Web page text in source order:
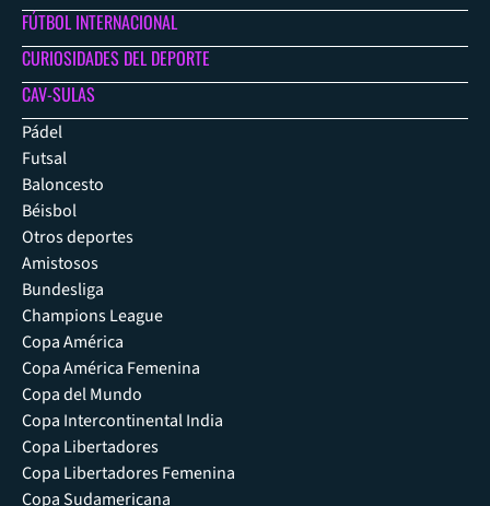
FÚTBOL INTERNACIONAL
CURIOSIDADES DEL DEPORTE
CAV-SULAS
Pádel
Futsal
Baloncesto
Béisbol
Otros deportes
Amistosos
Bundesliga
Champions League
Copa América
Copa América Femenina
Copa del Mundo
Copa Intercontinental India
Copa Libertadores
Copa Libertadores Femenina
Copa Sudamericana